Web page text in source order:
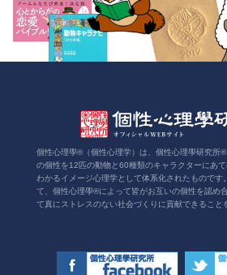
個性心理學®（個性心理学）は、個性心理學研究所
の個性を12匹の動物と60種類のキャラクターにあ
わかるイメージ心理学として体系化されたものです
て、個性心理學®によって皆がお互いの個性を認め
て真にストレスのない社会づくりに貢献できること